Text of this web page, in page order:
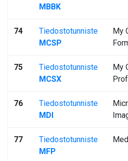
MBBK
74
Tiedostotunniste
MCSP
My
75
Tiedostotunniste
MCSX
My
76
Tiedostotunniste
MDI
77
Tiedostotunniste
MFP